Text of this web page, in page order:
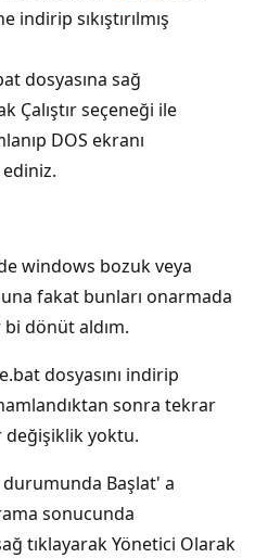
indirip sıkıştırılmış
dosyasına sağ
Çalıştır seçeneği ile
DOS ekranı
windows bozuk veya
fakat bunları onarmada
bi dönüt aldım.
dosyasını indirip
sonra tekrar
yoktu.
Başlat' a
sonucunda
tıklayarak Yönetici Olarak